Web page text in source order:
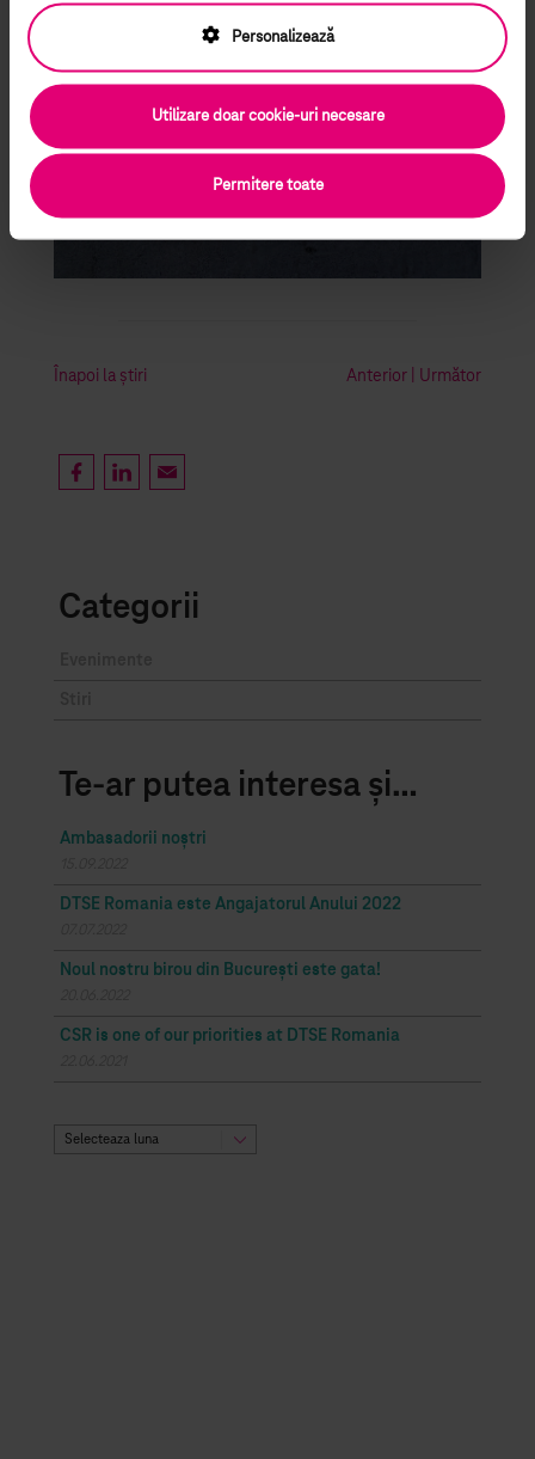
Permitere toate
Personalizează
Utilizare doar cookie-uri necesare
Înapoi la știri Anterior Următor
Categorii
Te-ar putea interesa și…
Ambasadorii noștri
DTSE Romania este Angajatorul Anului 2022
Noul nostru birou din București este gata!
CSR is one of our priorities at DTSE Romania